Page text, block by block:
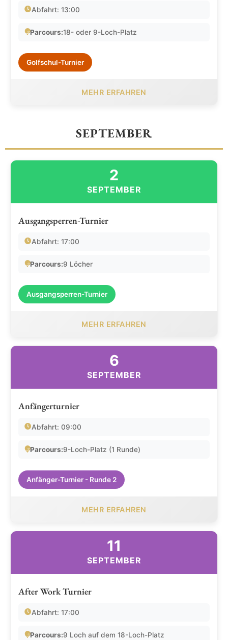
Abfahrt: 13:00
Parcours:18- oder 9-Loch-Platz
Golfschul-Turnier
MEHR ERFAHREN
SEPTEMBER
2
SEPTEMBER
Ausgangsperren-Turnier
Abfahrt: 17:00
Parcours:9 Löcher
Ausgangsperren-Turnier
MEHR ERFAHREN
6
SEPTEMBER
Anfängerturnier
Abfahrt: 09:00
Parcours:9-Loch-Platz (1 Runde)
Anfänger-Turnier - Runde 2
MEHR ERFAHREN
11
SEPTEMBER
After Work Turnier
Abfahrt: 17:00
Parcours:9 Loch auf dem 18-Loch-Platz